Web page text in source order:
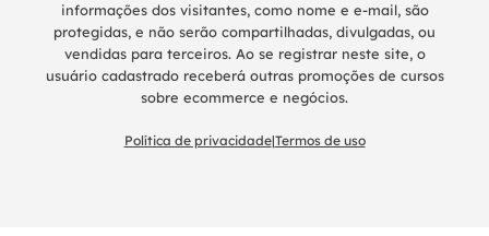
informações dos visitantes, como nome e e-mail, são
protegidas, e não serão compartilhadas, divulgadas, ou
vendidas para terceiros. Ao se registrar neste site, o
usuário cadastrado receberá outras promoções de cursos
sobre ecommerce e negócios.
Política de privacidade|Termos de uso